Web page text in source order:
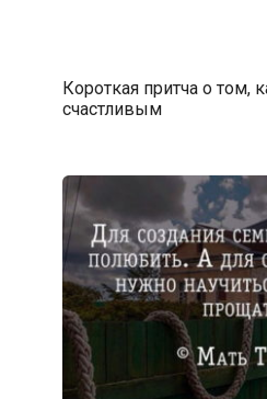
Короткая притча о том,
счастливым